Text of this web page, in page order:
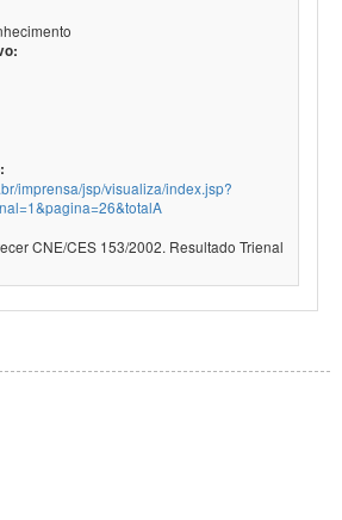
imprensa/jsp/visualiza/index.jsp?
CNE/CES 153/2002. Resultado Trienal